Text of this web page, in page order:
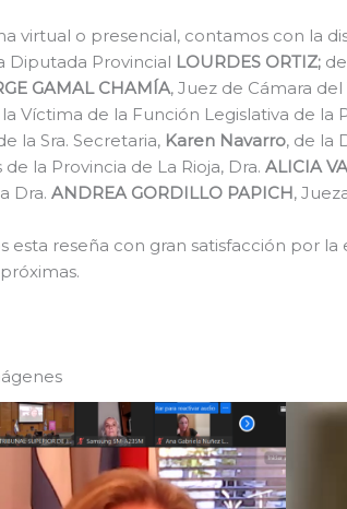
virtual o presencial, contamos con la
Diputada Provincial LOURDES ORTIZ; de
GAMAL CHAMÍA, Juez de Cámara
Víctima de la Función Legislativa de la
la Sra. Secretaria, Karen Navarro, de la
de la Provincia de La Rioja, Dra. ALICIA
Dra. ANDREA GORDILLO PAPICH,
esta reseña con gran satisfacción por